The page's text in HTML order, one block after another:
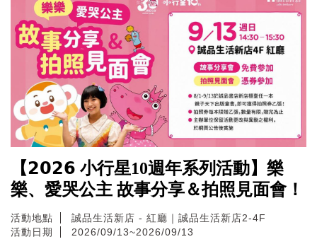
【𝟮𝟬𝟮𝟲 小行星10週年系列活動】樂
樂、愛哭公主 故事分享＆拍照見面會！
活動地點
誠品生活新店 - 紅廳｜誠品生活新店2-4F
活動日期
2026/09/13~2026/09/13